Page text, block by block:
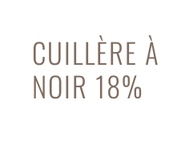
CUILLÈRE
NOIR 18%